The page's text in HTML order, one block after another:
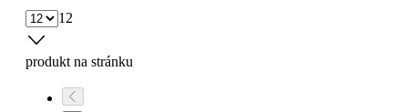
12
produkt na stránku